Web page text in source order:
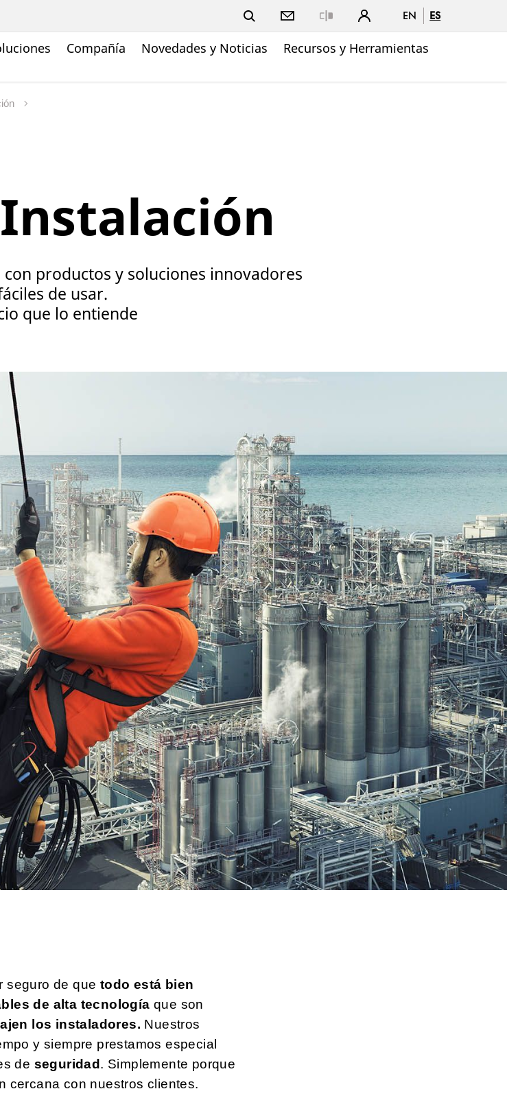
EN ES
Compañía Novedades y Noticias
Recursos y Herramientas
productos y soluciones innovadores
de usar.
que lo entiende
seguro de que todo está bien
de alta tecnología que son
los instaladores. Nuestros
y siempre prestamos especial
de seguridad. Simplemente porque
cercana con nuestros clientes.